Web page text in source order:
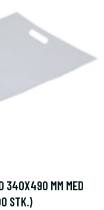
340X490 MM MED
STK.)